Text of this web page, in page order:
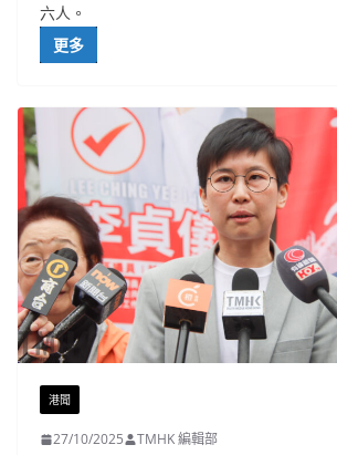
六人。
更多
港聞
27/10/2025 TMHK 編輯部